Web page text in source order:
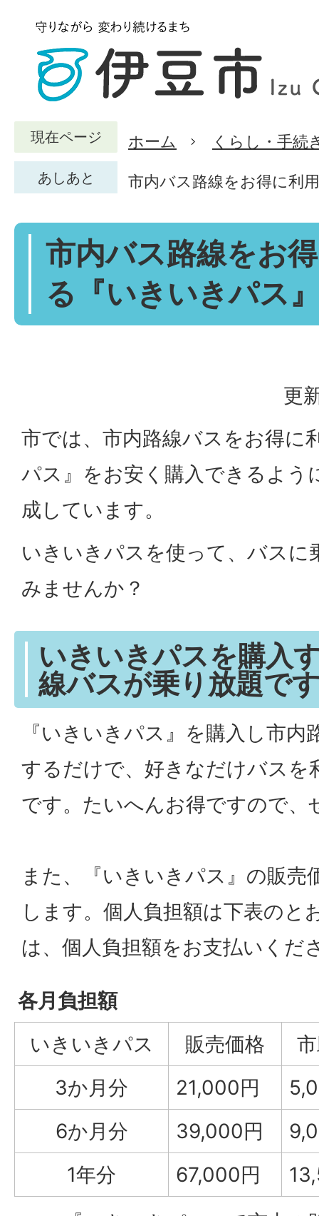
現在ページ ホーム くらし・手続
あしあと 市内バス路線をお得に利
市内バス路線をお
る『いきいきパス
更
市では、市内路線バスをお得に
パス』をお安く購入できるよう
成しています。
いきいきパスを使って、バスに
みませんか？
いきいきパスを購入
線バスが乗り放題で
『いきいきパス』を購入し市
するだけで、好きなだけバスを
です。たいへんお得ですので、
また、『いきいきパス』の販売
します。個人負担額は下表のと
は、個人負担額をお支払いくだ
各月負担額
いきいきパス
販売価格
3か月分
21,000円
6か月分
39,000円
1年分
67,000円